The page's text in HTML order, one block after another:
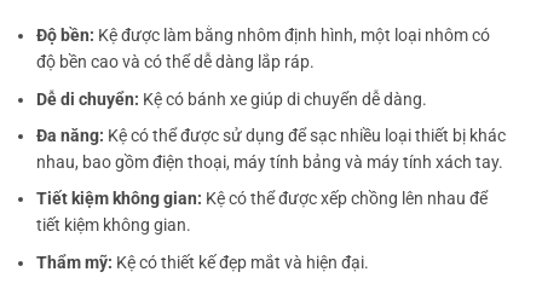
Độ bền: Kệ được làm bằng nhôm định hình, một loại nhôm có
độ bền cao và có thể dễ dàng lắp ráp.
Dễ di chuyển: Kệ có bánh xe giúp di chuyển dễ dàng.
Đa năng: Kệ có thể được sử dụng để sạc nhiều loại thiết bị khác
nhau, bao gồm điện thoại, máy tính bảng và máy tính xách tay.
Tiết kiệm không gian: Kệ có thể được xếp chồng lên nhau để
tiết kiệm không gian.
Thẩm mỹ: Kệ có thiết kế đẹp mắt và hiện đại.